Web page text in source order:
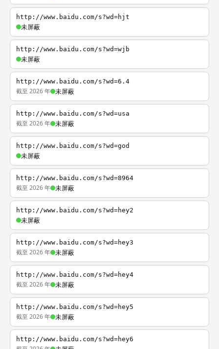
http://www.baidu.com/s?wd=hjt
未屏蔽
http://www.baidu.com/s?wd=wjb
未屏蔽
http://www.baidu.com/s?wd=6.4
截至 2026 年 未屏蔽
http://www.baidu.com/s?wd=usa
截至 2026 年 未屏蔽
http://www.baidu.com/s?wd=god
未屏蔽
http://www.baidu.com/s?wd=8964
截至 2026 年 未屏蔽
http://www.baidu.com/s?wd=hey2
未屏蔽
http://www.baidu.com/s?wd=hey3
截至 2026 年 未屏蔽
http://www.baidu.com/s?wd=hey4
截至 2026 年 未屏蔽
http://www.baidu.com/s?wd=hey5
截至 2026 年 未屏蔽
http://www.baidu.com/s?wd=hey6